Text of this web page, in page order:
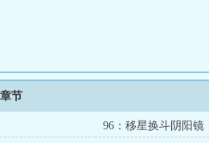
节
96：移星换斗阴阳镜